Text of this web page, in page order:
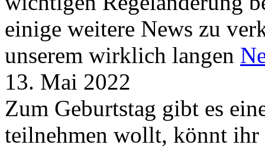
einige weitere News zu
unserem wirklich langen
13. Mai 2022
Zum Geburtstag gibt es
teilnehmen wollt, könnt